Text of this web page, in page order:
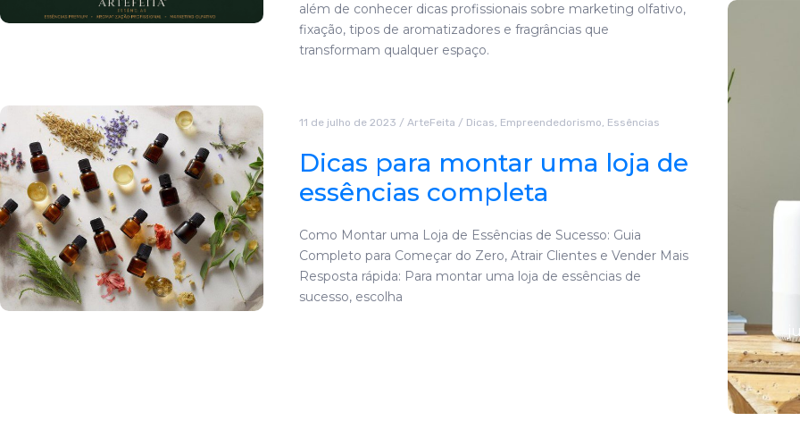
além de conhecer dicas profissionais sobre marketing olfativo,
fixação, tipos de aromatizadores e fragrâncias que
transformam qualquer espaço.
11 de julho de 2023 / ArteFeita / Dicas, Empreendedorismo, Essências
Dicas para montar uma loja de
essências completa
Como Montar uma Loja de Essências de Sucesso: Guia
Completo para Começar do Zero, Atrair Clientes e Vender Mais
Resposta rápida: Para montar uma loja de essências de
sucesso, escolha
As 7 melhores
essências